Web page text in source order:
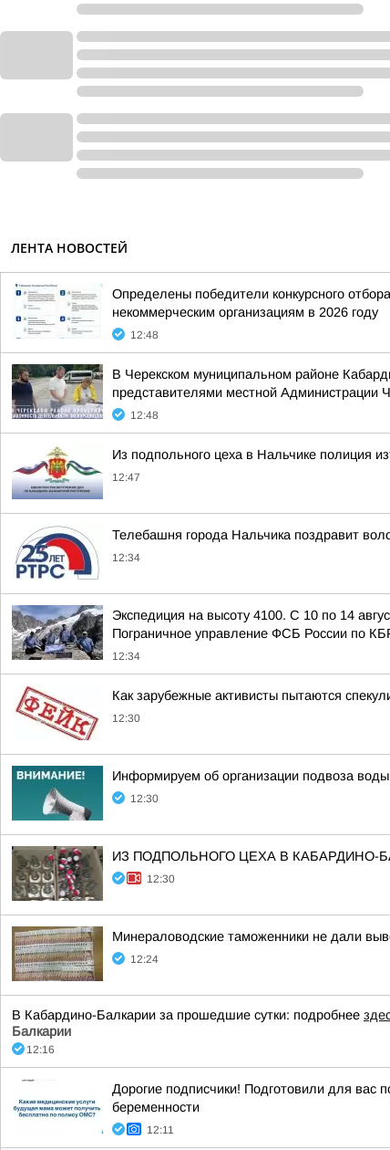
ЛЕНТА НОВОСТЕЙ
Определены победители конкурсного
некоммерческим организациям в 2026 году
12:48
В Черекском муниципальном районе
представителями местной Администрации
12:48
Из подпольного цеха в Нальчике полиция
12:47
Телебашня города Нальчика поздравит
12:34
Экспедиция на высоту 4100. С 10 по 14
Пограничное управление ФСБ России по
12:34
Как зарубежные активисты пытаются
12:30
Информируем об организации подвоза
12:30
ИЗ ПОДПОЛЬНОГО ЦЕХА В КАБАРДИНО-
12:30
Минераловодские таможенники не дали
12:24
В Кабардино-Балкарии за прошедшие сутки: подробнее
Балкарии
12:16
Дорогие подписчики! Подготовили для вас
беременности
12:11